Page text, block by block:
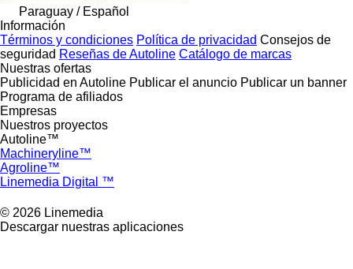
Paraguay / Español
Información
Términos y condiciones Política de privacidad Consejos de
seguridad Reseñas de Autoline Catálogo de marcas
Nuestras ofertas
Publicidad en Autoline Publicar el anuncio Publicar un banner
Programa de afiliados
Empresas
Nuestros proyectos
Autoline™
Machineryline™
Agroline™
Linemedia Digital ™
© 2026 Linemedia
Descargar nuestras aplicaciones